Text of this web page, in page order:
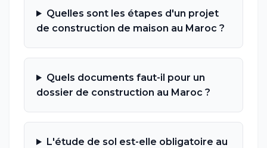
Quelles sont les étapes d'un projet
de construction de maison au Maroc ?
Quels documents faut-il pour un
dossier de construction au Maroc ?
L'étude de sol est-elle obligatoire au